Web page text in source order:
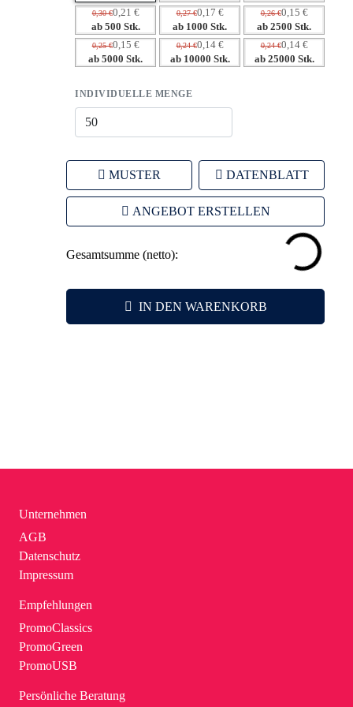
– Langanhaltende Sichtbarkeit durch tägliche Nutzung.
– Umweltfreundlichkeit als Differenzierungsmerkmal.
– Individuelle Gestaltungsmöglichkeiten für maximale
Markenbindung.
0,30 €0,21 €
ab 500 Stk.
0,27 €0,17 €
ab 1000 Stk.
0,26 €0,15 €
ab 2500 Stk.
0,25 €0,15 €
ab 5000 Stk.
0,24 €0,14 €
ab 10000 Stk.
0,24 €0,14 €
ab 25000 Stk.
INDIVIDUELLE MENGE
MUSTER DATENBLATT
ANGEBOT ERSTELLEN
Gesamtsumme (netto):
IN DEN WARENKORB
Unternehmen
AGB
Datenschutz
Impressum
Empfehlungen
PromoClassics
PromoGreen
PromoUSB
Persönliche Beratung